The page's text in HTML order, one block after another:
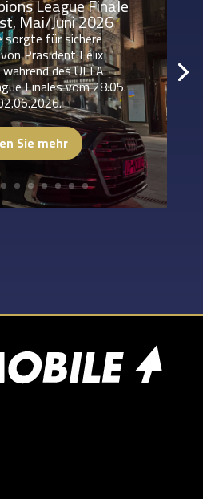
League Finale
Mai/Juni 2026
sorgte für sichere
Präsident Félix
des UEFA
Finales vom 28.05.
Sie mehr